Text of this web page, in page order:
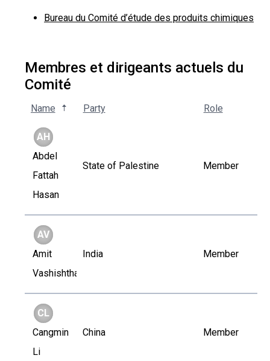
Bureau du Comité d’étude des produits chimiques
Membres et dirigeants actuels du
Comité
Name Party Role
AH
Abdel
Fattah
Hasan
State of Palestine Member
AV
Amit
Vashishtha
India Member
CL
Cangmin
Li
China Member